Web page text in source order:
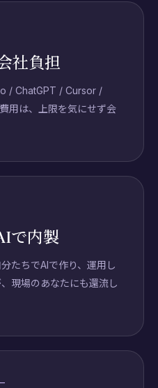
社負担
/ ChatGPT / Cursor /
用は、上限を気にせず会
で内製
たちでAIで作り、運用し
現場のあなたにも還流し
—